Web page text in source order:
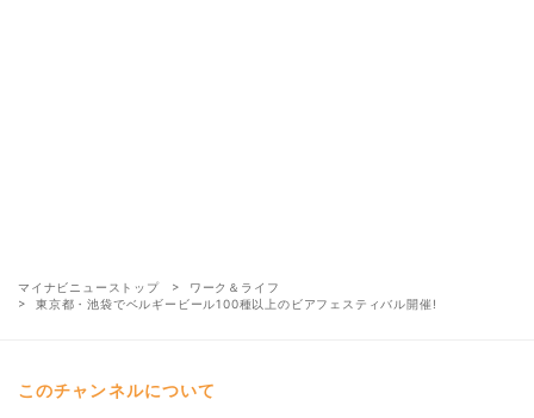
マイナビニューストップ
ワーク＆ライフ
東京都・池袋でベルギービール100種以上のビアフェスティバル開催!
このチャンネルについて